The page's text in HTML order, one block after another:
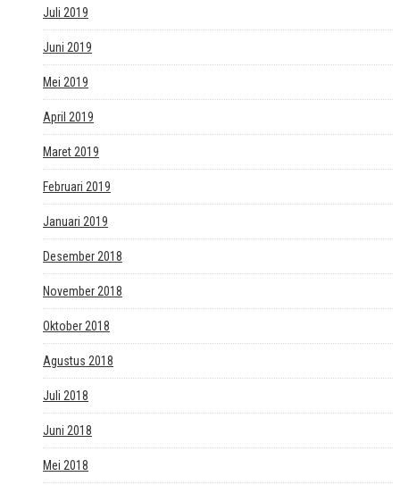
Juli 2019
Juni 2019
Mei 2019
April 2019
Maret 2019
Februari 2019
Januari 2019
Desember 2018
November 2018
Oktober 2018
Agustus 2018
Juli 2018
Juni 2018
Mei 2018